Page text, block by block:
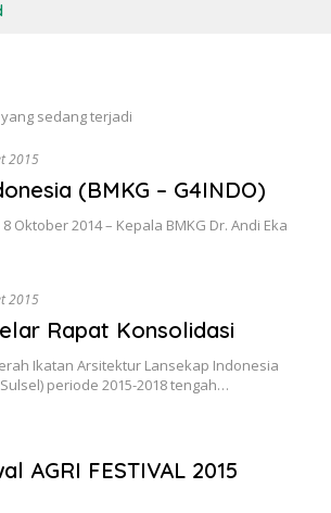
sedang terjadi
2015
(BMKG – G4INDO)
Oktober 2014 – Kepala BMKG Dr. Andi Eka
2015
Rapat Konsolidasi
Ikatan Arsitektur Lansekap Indonesia
periode 2015-2018 tengah…
AGRI FESTIVAL 2015